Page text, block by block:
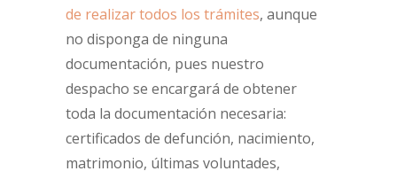
de realizar todos los trámites, aunque
no disponga de ninguna
documentación, pues nuestro
despacho se encargará de obtener
toda la documentación necesaria:
certificados de defunción, nacimiento,
matrimonio, últimas voluntades,